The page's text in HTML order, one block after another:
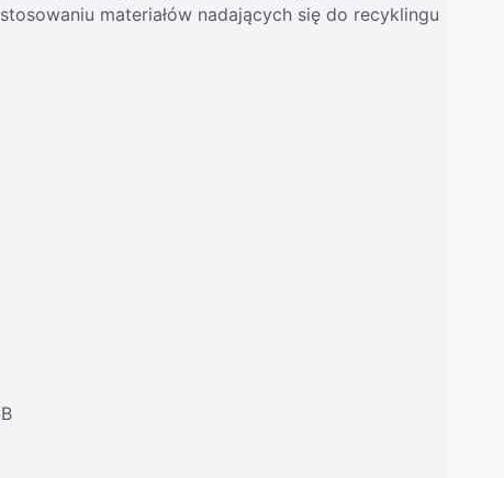
materiałów nadających się do recyklingu